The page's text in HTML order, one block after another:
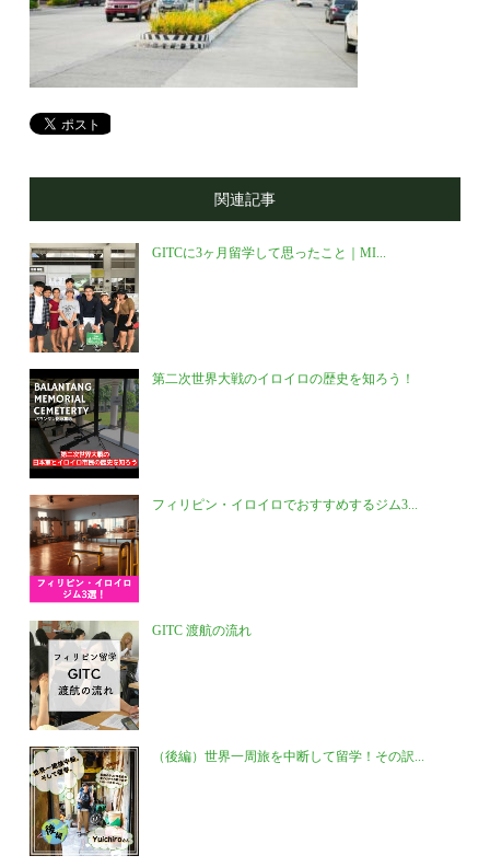
関連記事
GITCに3ヶ月留学して思ったこと｜MI...
第二次世界大戦のイロイロの歴史を知ろう！
フィリピン・イロイロでおすすめするジム3...
GITC 渡航の流れ
（後編）世界一周旅を中断して留学！その訳...